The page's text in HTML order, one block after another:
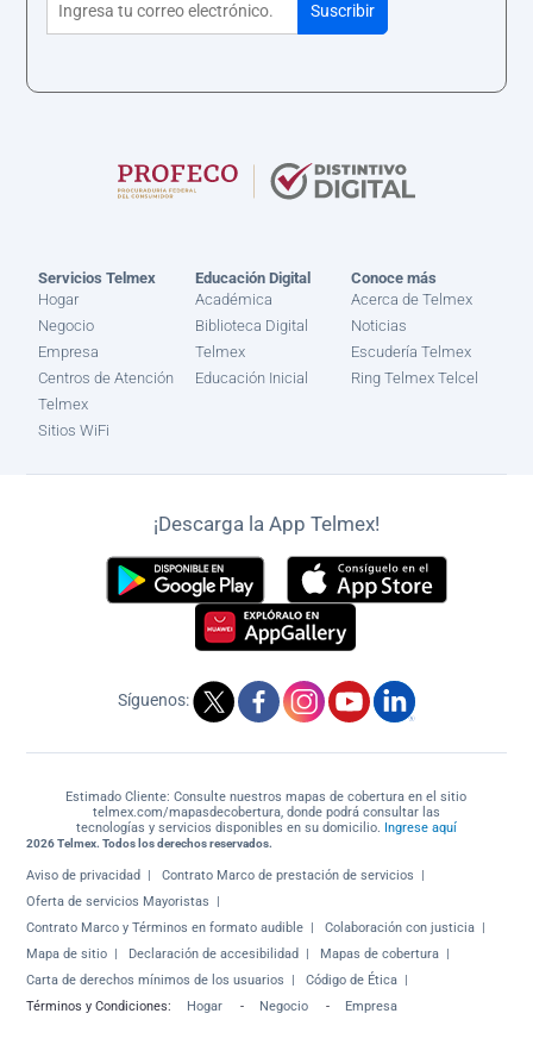
Servicios Telmex
Hogar
Negocio
Empresa
Centros de Atención
Telmex
Sitios WiFi
Educación Digital
Académica
Biblioteca Digital
Telmex
Educación Inicial
Conoce más
Acerca de Telmex
Noticias
Escudería Telmex
Ring Telmex Telcel
¡Descarga la App Telmex!
Síguenos:
Estimado Cliente: Consulte nuestros mapas de cobertura en el sitio
telmex.com/mapasdecobertura, donde podrá consultar las
tecnologías y servicios disponibles en su domicilio. Ingrese aquí
2026 Telmex. Todos los derechos reservados.
Aviso de privacidad
Contrato Marco de prestación de servicios
Oferta de servicios Mayoristas
Contrato Marco y Términos en formato audible
Colaboración con justicia
Mapa de sitio
Declaración de accesibilidad
Mapas de cobertura
Carta de derechos mínimos de los usuarios
Código de Ética
Términos y Condiciones:
Hogar - Negocio - Empresa